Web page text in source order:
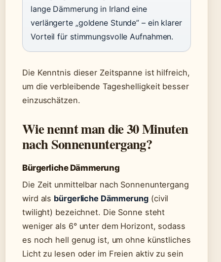
lange Dämmerung in Irland eine
verlängerte „goldene Stunde” – ein klarer
Vorteil für stimmungsvolle Aufnahmen.
Die Kenntnis dieser Zeitspanne ist hilfreich,
um die verbleibende Tageshelligkeit besser
einzuschätzen.
Wie nennt man die 30 Minuten
nach Sonnenuntergang?
Bürgerliche Dämmerung
Die Zeit unmittelbar nach Sonnenuntergang
wird als bürgerliche Dämmerung (civil
twilight) bezeichnet. Die Sonne steht
weniger als 6° unter dem Horizont, sodass
es noch hell genug ist, um ohne künstliches
Licht zu lesen oder im Freien aktiv zu sein